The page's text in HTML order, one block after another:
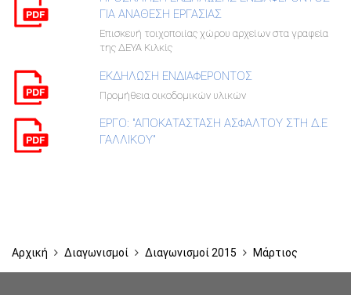
ΓΙΑ ΑΝΑΘΕΣΗ ΕΡΓΑΣΙΑΣ
Επισκευή τοιχοποιίας χώρου αρχείων στα γραφεία
της ΔΕΥΑ Κιλκίς
ΕΚΔΗΛΩΣΗ ΕΝΔΙΑΦΕΡΟΝΤΟΣ
Προμήθεια οικοδομικών υλικών
ΕΡΓΟ: "ΑΠΟΚΑΤΑΣΤΑΣΗ ΑΣΦΑΛΤΟΥ ΣΤΗ Δ.Ε
ΓΑΛΛΙΚΟΥ"
Αρχική Διαγωνισμοί Διαγωνισμοί 2015 Μάρτιος